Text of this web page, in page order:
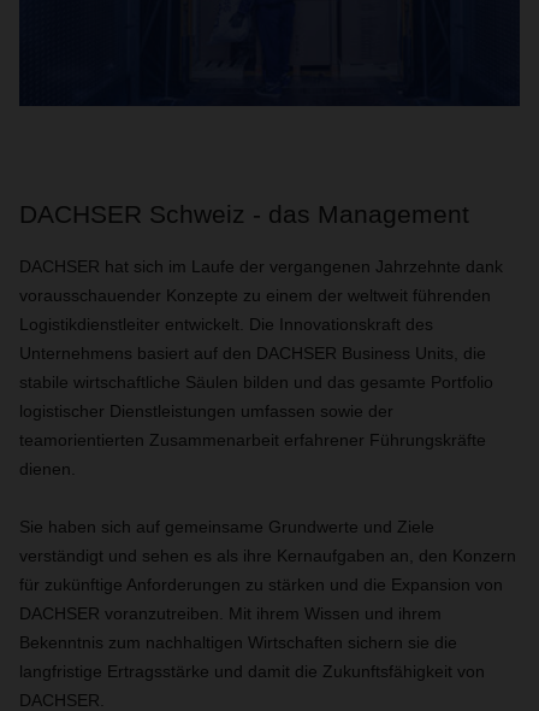
DACHSER Schweiz - das Management
DACHSER hat sich im Laufe der vergangenen Jahrzehnte dank
vorausschauender Konzepte zu einem der weltweit führenden
Logistikdienstleiter entwickelt. Die Innovationskraft des
Unternehmens basiert auf den DACHSER Business Units, die
stabile wirtschaftliche Säulen bilden und das gesamte Portfolio
logistischer Dienstleistungen umfassen sowie der
teamorientierten Zusammenarbeit erfahrener Führungskräfte
dienen.
Sie haben sich auf gemeinsame Grundwerte und Ziele
verständigt und sehen es als ihre Kernaufgaben an, den Konzern
für zukünftige Anforderungen zu stärken und die Expansion von
DACHSER voranzutreiben. Mit ihrem Wissen und ihrem
Bekenntnis zum nachhaltigen Wirtschaften sichern sie die
langfristige Ertragsstärke und damit die Zukunftsfähigkeit von
DACHSER.